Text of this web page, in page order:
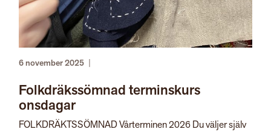
6 november 2025 |
Folkdräkssömnad terminskurs
onsdagar
FOLKDRÄKTSSÖMNAD Vårterminen 2026 Du väljer själv